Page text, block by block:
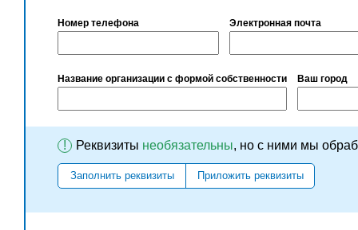
Номер телефона Электронная почта
Название организации с формой собственности Ваш город
! Реквизиты необязательны, но с ними мы
Заполнить реквизиты Приложить реквизиты